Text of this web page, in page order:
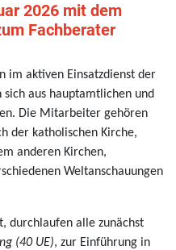
2026 mit dem
Fachberater
im aktiven Einsatzdienst der
aus hauptamtlichen und
Die Mitarbeiter gehören
der katholischen Kirche,
anderen Kirchen,
Weltanschauungen
durchlaufen alle zunächst
(40 UE), zur Einführung in